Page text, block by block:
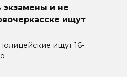
экзамены и не
ищут
ищут 16-